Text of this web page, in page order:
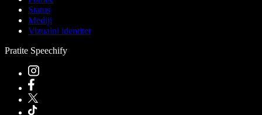
Status
Mediji
Vizualni identitet
Pratite Speechify